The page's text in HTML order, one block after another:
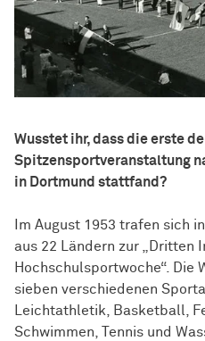
Wusstet ihr, dass die erste
Spitzensportveranstaltung
in Dortmund stattfand?
Im August 1953 trafen sich
aus 22 Ländern zur „Dritten
Hochschulsportwoche“. Die
sieben verschiedenen
Leichtathletik, Basketball,
Schwimmen, Tennis und